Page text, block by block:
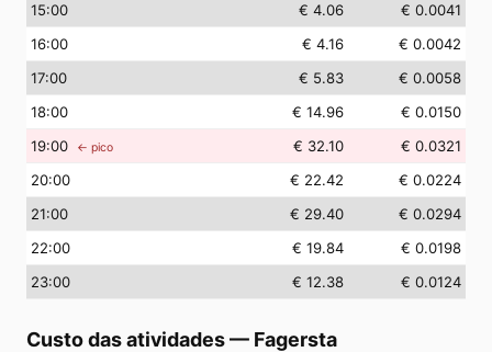
15:00 € 4.06
€ 0.0041
16:00 € 4.16
€ 0.0042
17:00 € 5.83
€ 0.0058
18:00 € 14.96
€ 0.0150
19:00 ← pico € 32.10
€ 0.0321
20:00 € 22.42
€ 0.0224
21:00 € 29.40
€ 0.0294
22:00 € 19.84
€ 0.0198
23:00 € 12.38 € 0.0124
Custo das atividades— Fagersta